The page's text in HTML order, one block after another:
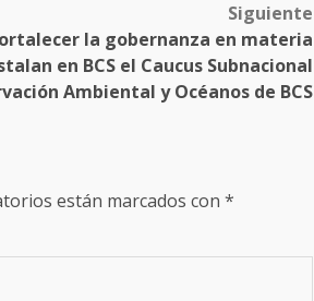
Siguiente
la gobernanza en materia
en BCS el Caucus Subnacional
Ambiental y Océanos de BCS
están marcados con *